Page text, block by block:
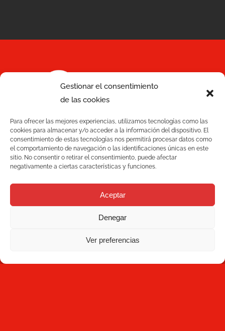
Gestionar el consentimiento
de las cookies
Para ofrecer las mejores experiencias, utilizamos tecnologías como las
cookies para almacenar y/o acceder a la información del dispositivo. El
consentimiento de estas tecnologías nos permitirá procesar datos como
el comportamiento de navegación o las identificaciones únicas en este
sitio. No consentir o retirar el consentimiento, puede afectar
negativamente a ciertas características y funciones.
Aceptar
Denegar
Ver preferencias
C/ Joan Monpeó, 31 -37
08223 Terrassa
Barcelona, Spain
+34 93 736 35 00
Services
Solutions
Blog
Mecesa
NEWSLETTER